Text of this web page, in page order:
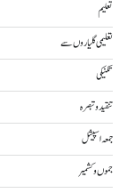
تعلیم
تعلیمی گلیاروں سے
تکنیکی
تنقید و تبصرہ
جمعہ اسپیشل
جموں و کشمیر